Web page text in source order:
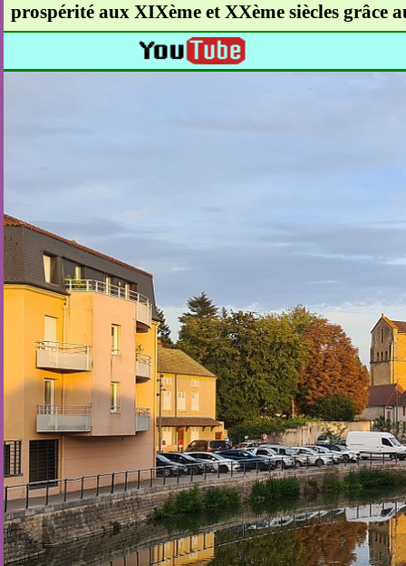
prospérité aux XIXème et XXème siècles grâce